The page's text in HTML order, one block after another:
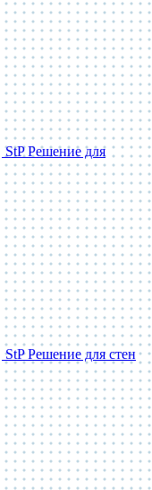
StP Решение для
StP Решение для стен